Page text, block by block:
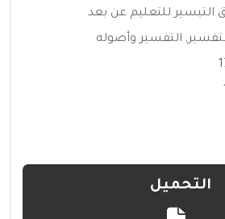
التيسير للتعليم عن بعد
, التفسير وأصوله
التحميل